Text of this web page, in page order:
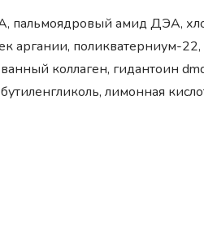
пальмоядровый амид ДЭА,
аргании, поликватерниум-22,
коллаген, гидантоин
лимонная